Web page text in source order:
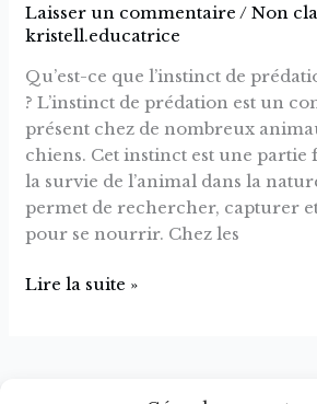
Laisser un commentaire /Non
kristell.educatrice
Qu’est-ce que l’instinct de
? L’instinct de prédation est un
présent chez de nombreux
chiens. Cet instinct est une partie
la survie de l’animal dans la
permet de rechercher, capturer
pour se nourrir. Chez les
travailler
chien?
Lire la suite »